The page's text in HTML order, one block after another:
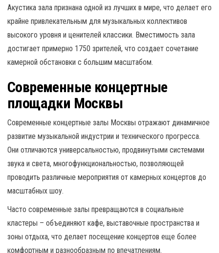
Акустика зала признана одной из лучших в мире, что делает его
крайне привлекательным для музыкальных коллективов
высокого уровня и ценителей классики. Вместимость зала
достигает примерно 1750 зрителей, что создает сочетание
камерной обстановки с большим масштабом.
Современные концертные
площадки Москвы
Современные концертные залы Москвы отражают динамичное
развитие музыкальной индустрии и технического прогресса.
Они отличаются универсальностью, продвинутыми системами
звука и света, многофункциональностью, позволяющей
проводить различные мероприятия от камерных концертов до
масштабных шоу.
Часто современные залы превращаются в социальные
кластеры – объединяют кафе, выставочные пространства и
зоны отдыха, что делает посещение концертов еще более
комфортным и разнообразным по впечатлениям.